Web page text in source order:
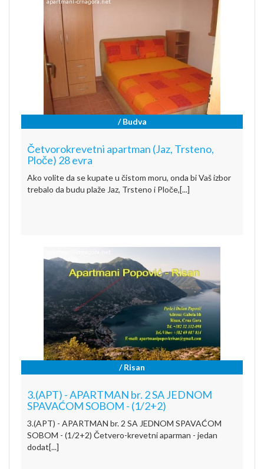
/ Budva
Četvorokrevetni apartman (Jaz, Trsteno,
Ploče) 28 evra
Ako volite da se kupate u čistom moru, onda bi Vaš izbor
trebalo da budu plaže Jaz, Trsteno i Ploče,[...]
/ Risan
3.(APT) - APARTMAN br. 2 SA JEDNOM
SPAVAĆOM SOBOM - (1/2+2)
3.(APT) - APARTMAN br. 2 SA JEDNOM SPAVAĆOM
SOBOM - (1/2+2) Četvero-krevetni aparman - jedan
dodat[...]